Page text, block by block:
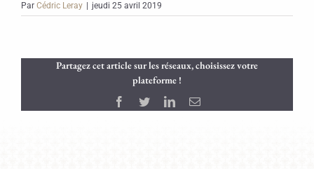
Par Cédric Leray jeudi 25 avril 2019
Partagez cet article sur les réseaux, choisissez votre
plateforme !
Facebook
TwitterLinkedInEmail